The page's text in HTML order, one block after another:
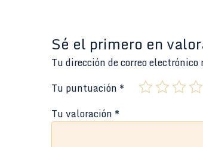
Sé el primero en
Tu dirección de correo electrónico
Tu puntuación *
Tu valoración *